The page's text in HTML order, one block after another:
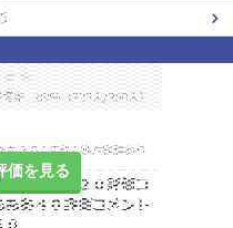
価を見る